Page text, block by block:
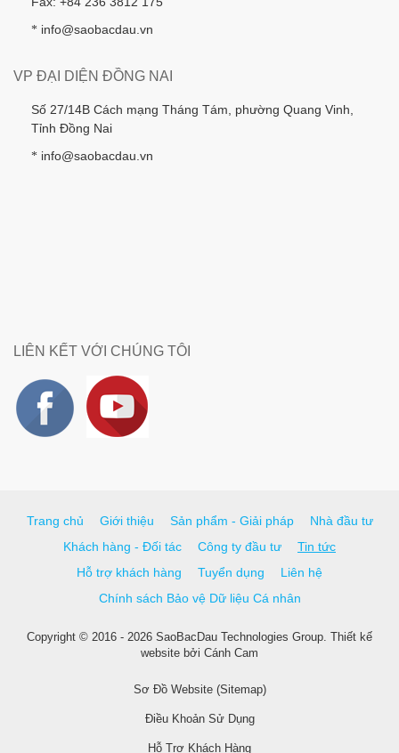
* info@saobacdau.vn
VP ĐẠI DIỆN ĐỒNG NAI
Số 27/14B Cách mạng Tháng Tám, phường Quang Vinh,
Tỉnh Đồng Nai
* info@saobacdau.vn
LIÊN KẾT VỚI CHÚNG TÔI
Trang chủ Giới thiệu Sản phẩm - Giải pháp
Nhà đầu tư
Khách hàng - Đối tác
Công ty đầu tư
Tin tức
Hỗ trợ khách hàng
Tuyển dụng
Liên hệ
Chính sách Bảo vệ Dữ liệu Cá nhân
Copyright © 2016 - 2026 SaoBacDau Technologies Group. Thiết kế
website bởi Cánh Cam
Sơ Đồ Website (Sitemap)
Điều Khoản Sử Dụng
Hỗ Trợ Khách Hàng